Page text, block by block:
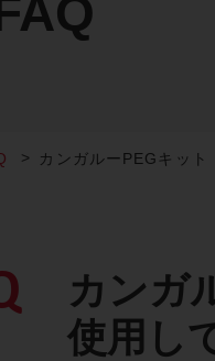
カンガルーPEGキッ
カンガ
使用し